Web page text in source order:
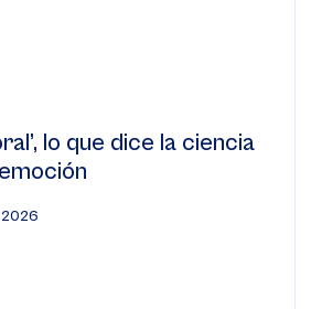
lo que dice la ciencia
2026